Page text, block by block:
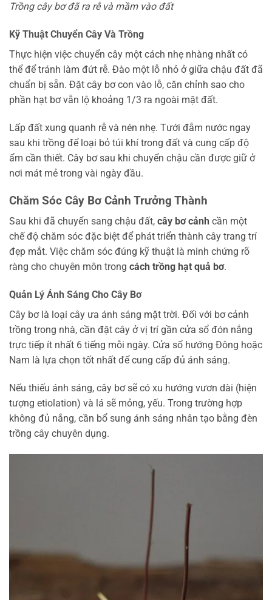
Trồng cây bơ đã ra rễ và mầm vào đất
Kỹ Thuật Chuyển Cây Và Trồng
Thực hiện việc chuyển cây một cách nhẹ nhàng nhất có
thể để tránh làm đứt rễ. Đào một lỗ nhỏ ở giữa chậu đất đã
chuẩn bị sẵn. Đặt cây bơ con vào lỗ, căn chỉnh sao cho
phần hạt bơ vẫn lộ khoảng 1/3 ra ngoài mặt đất.
Lấp đất xung quanh rễ và nén nhẹ. Tưới đẫm nước ngay
sau khi trồng để loại bỏ túi khí trong đất và cung cấp độ
ẩm cần thiết. Cây bơ sau khi chuyển chậu cần được giữ ở
nơi mát mẻ trong vài ngày đầu.
Chăm Sóc Cây Bơ Cảnh Trưởng Thành
Sau khi đã chuyển sang chậu đất, cây bơ cảnh cần một
chế độ chăm sóc đặc biệt để phát triển thành cây trang trí
đẹp mắt. Việc chăm sóc đúng kỹ thuật là minh chứng rõ
ràng cho chuyên môn trong cách trồng hạt quả bơ.
Quản Lý Ánh Sáng Cho Cây Bơ
Cây bơ là loại cây ưa ánh sáng mặt trời. Đối với bơ cảnh
trồng trong nhà, cần đặt cây ở vị trí gần cửa sổ đón nắng
trực tiếp ít nhất 6 tiếng mỗi ngày. Cửa sổ hướng Đông hoặc
Nam là lựa chọn tốt nhất để cung cấp đủ ánh sáng.
Nếu thiếu ánh sáng, cây bơ sẽ có xu hướng vươn dài (hiện
tượng etiolation) và lá sẽ mỏng, yếu. Trong trường hợp
không đủ nắng, cần bổ sung ánh sáng nhân tạo bằng đèn
trồng cây chuyên dụng.